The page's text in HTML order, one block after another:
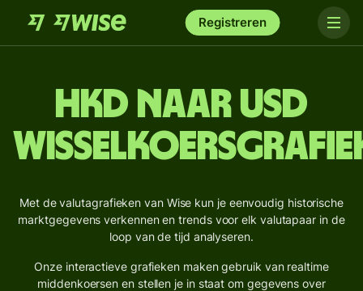
Registreren
HKD naar USD
Met de valutagrafieken van Wise kun je eenvoudig historische
marktgegevens verkennen en trends voor elk valutapaar in de
loop van de tijd analyseren.
Onze interactieve grafieken maken gebruik van realtime
middenkoersen en stellen je in staat om gegevens over